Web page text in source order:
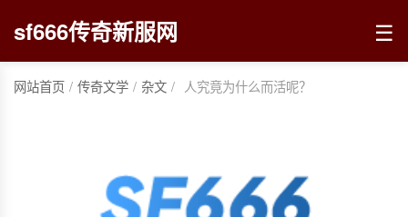
sf666传奇新服网 ☰
网站首页 / 传奇文学 / 杂文 / 人究竟为什么而活呢？